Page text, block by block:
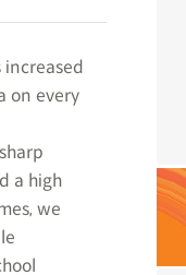
on every
a high
we